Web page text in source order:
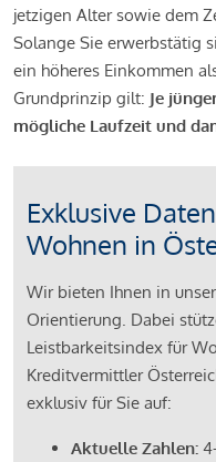
jetzigen Alter sowie dem
Solange Sie erwerbstätig
ein höheres Einkommen
Grundprinzip gilt: Je
mögliche Laufzeit und
Exklusive
Wohnen in
Wir bieten Ihnen in
Orientierung. Dabei
Leistbarkeitsindex für
Kreditvermittler
exklusiv für Sie auf:
Aktuelle Zahlen: